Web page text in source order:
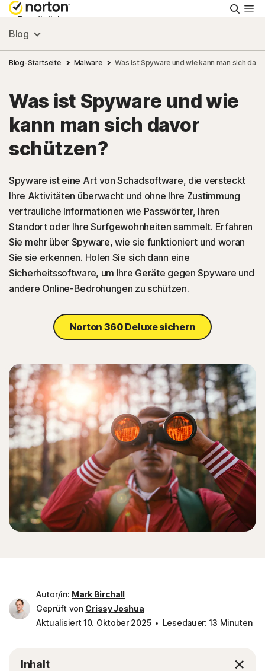
Persönlich
Small Business
Ressourcen
Support
Deutschland
Blog
Blog-Startseite Malware Was ist Spyware und wie kann man sich
Was ist Spyware und wie
kann man sich davor
schützen?
Spyware ist eine Art von Schadsoftware, die versteckt
Ihre Aktivitäten überwacht und ohne Ihre Zustimmung
vertrauliche Informationen wie Passwörter, Ihren
Standort oder Ihre Surfgewohnheiten sammelt. Erfahren
Sie mehr über Spyware, wie sie funktioniert und woran
Sie sie erkennen. Holen Sie sich dann eine
Sicherheitssoftware, um Ihre Geräte gegen Spyware und
andere Online-Bedrohungen zu schützen.
Norton 360 Deluxe sichern
Autor/in: Mark Birchall
Geprüft von Crissy Joshua
Aktualisiert 10. Oktober 2025
Lesedauer: 13 Minuten
Inhalt